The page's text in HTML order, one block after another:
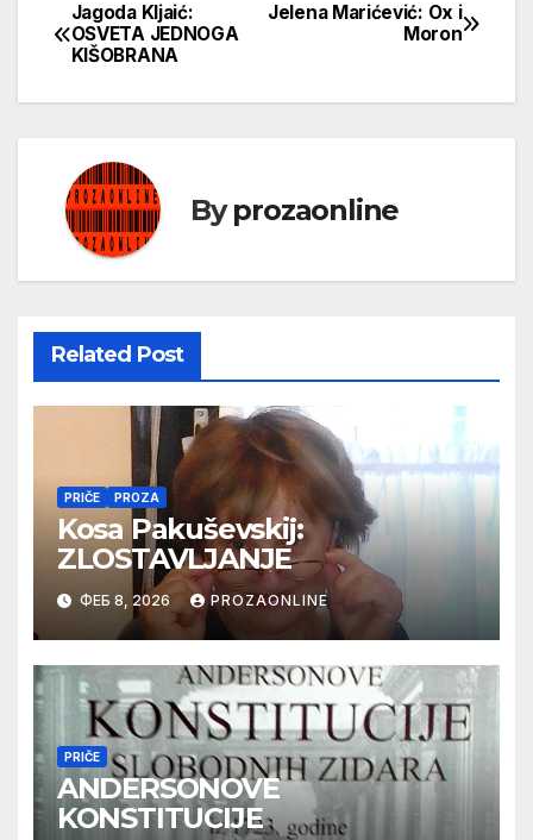
Кретање
чланка
Jelena Marićević: Ox i
Moron
Jagoda Kljaić:
OSVETA JEDNOGA
KIŠOBRANA
Byprozaonline
Related Post
PRIČE PROZA
Kosa Pakuševskij:
ZLOSTAVLJANJE
ФЕБ 8, 2026 PROZAONLINE
PRIČE
ANDERSONOVE
KONSTITUCIJE